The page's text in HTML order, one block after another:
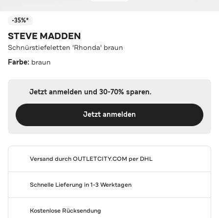
-35%*
STEVE MADDEN
Schnürstiefeletten 'Rhonda' braun
Farbe: braun
Jetzt anmelden und 30-70% sparen.
Jetzt anmelden
Versand durchOUTLETCITY.COM per DHL
Schnelle Lieferung in 1-3 Werktagen
Kostenlose Rücksendung